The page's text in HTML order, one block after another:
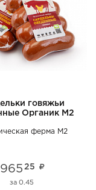
говяжьи
Органик М2
ферма М2
965 25
за 0.45